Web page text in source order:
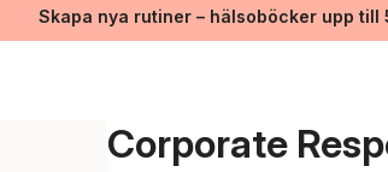
Skapa nya rutiner – hälsoböcker upp till
Corporate